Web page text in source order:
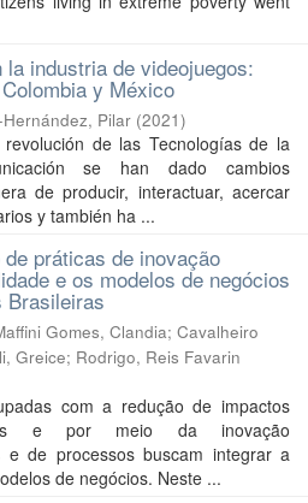
industria de videojuegos:
y México
Pilar (2021)
de las Tecnologías de la
se han dado cambios
de producir, interactuar, acercar
y también ha ...
práticas de inovação
e os modelos de negócios
Brasileiras
Gomes, Clandia; Cavalheiro
Greice; Rodrigo, Reis Favarin
com a redução de impactos
e por meio da inovação
e de processos buscam integrar a
de negócios. Neste ...